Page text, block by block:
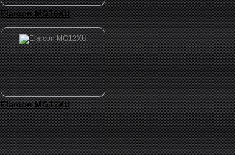
Elarcon MG10XU
Elarcon MG12XU